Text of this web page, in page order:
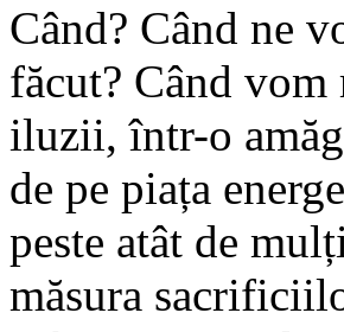
Când? Când ne
făcut? Când
iluzii, într-o
de pe piața
peste atât de
măsura